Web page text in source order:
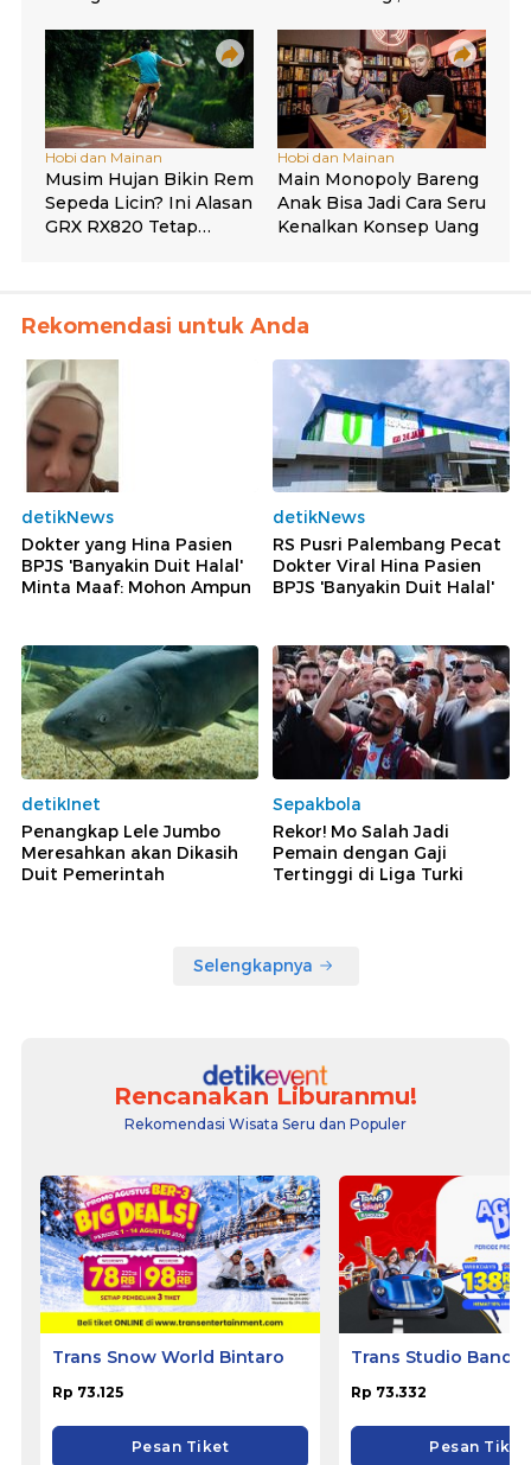
Rekomendasi untuk Anda
detikNews
Dokter yang Hina Pasien
BPJS 'Banyakin Duit Halal'
Minta Maaf: Mohon Ampun
detikNews
RS Pusri Palembang Pecat
Dokter Viral Hina Pasien
BPJS 'Banyakin Duit Halal'
detikInet
Penangkap Lele Jumbo
Meresahkan akan Dikasih
Duit Pemerintah
Sepakbola
Rekor! Mo Salah Jadi
Pemain dengan Gaji
Tertinggi di Liga Turki
Selengkapnya
Rencanakan Liburanmu!
Rekomendasi Wisata Seru dan Populer
Trans Snow World Bintaro
Rp 73.125
Pesan Tiket
Trans Studio
Rp 73.332
Pesan Tiket